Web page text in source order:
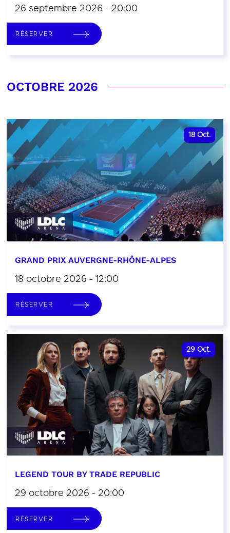
26 septembre 2026 - 20:00
RÉSERVER
OCTOBRE 2026
18 Oct.
GRAND PRIX AUVERGNE-RHÔNE-ALPES
18 octobre 2026 - 12:00
RÉSERVER
29 Oct.
LEGEND TOUR BY TRADE REPUBLIC
29 octobre 2026 - 20:00
RÉSERVER